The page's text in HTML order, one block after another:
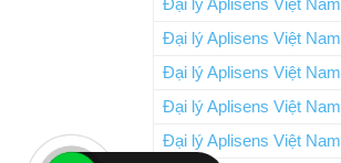
Đại lý Aplisens Việt Nam
Đại lý Aplisens Việt Nam
Đại lý Aplisens Việt Nam
Đại lý Aplisens Việt Nam
Đại lý Aplisens Việt Nam